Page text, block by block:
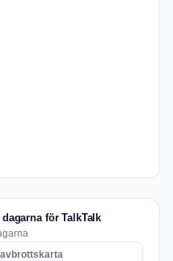
för TalkTalk